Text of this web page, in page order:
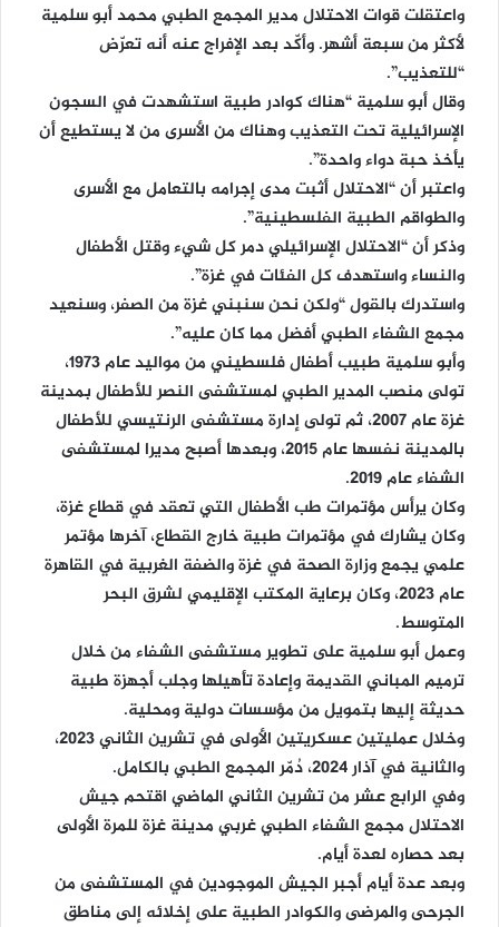
واعتقلت قوات الاحتلال مدير المجمع الطبي محمد أبو سلمية
لأكثر من سبعة أشهر. وأكّد بعد الإفراج عنه أنه تعرّض
“للتعذيب”.
وقال أبو سلمية “هناك كوادر طبية استشهدت في السجون
الإسرائيلية تحت التعذيب وهناك من الأسرى من لا يستطيع أن
يأخذ حبة دواء واحدة”.
واعتبر أن “الاحتلال أثبت مدى إجرامه بالتعامل مع الأسرى
والطواقم الطبية الفلسطينية”.
وذكر أن “الاحتلال الإسرائيلي دمر كل شيء وقتل الأطفال
والنساء واستهدف كل الفئات في غزة”.
واستدرك بالقول “ولكن نحن سنبني غزة من الصفر، وسنعيد
مجمع الشفاء الطبي أفضل مما كان عليه”.
وأبو سلمية طبيب أطفال فلسطيني من مواليد عام 1973،
تولى منصب المدير الطبي لمستشفى النصر للأطفال بمدينة
غزة عام 2007، ثم تولى إدارة مستشفى الرنتيسي للأطفال
بالمدينة نفسها عام 2015، وبعدها أصبح مديرا لمستشفى
الشفاء عام 2019.
وكان يرأس مؤتمرات طب الأطفال التي تعقد في قطاع غزة،
وكان يشارك في مؤتمرات طبية خارج القطاع، آخرها مؤتمر
علمي يجمع وزارة الصحة في غزة والضفة الغربية في القاهرة
عام 2023، وكان برعاية المكتب الإقليمي لشرق البحر
المتوسط.
وعمل أبو سلمية على تطوير مستشفى الشفاء من خلال
ترميم المباني القديمة وإعادة تأهيلها وجلب أجهزة طبية
حديثة إليها بتمويل من مؤسسات دولية ومحلية.
وخلال عمليتين عسكريتين الأولى في تشرين الثاني 2023،
والثانية في آذار 2024، دُمّر المجمع الطبي بالكامل.
وفي الرابع عشر من تشرين الثاني الماضي اقتحم جيش
الاحتلال مجمع الشفاء الطبي غربي مدينة غزة للمرة الأولى
بعد حصاره لعدة أيام.
وبعد عدة أيام أجبر الجيش الموجودين في المستشفى من
الجرحى والمرضى والكوادر الطبية على إخلائه إلى مناطق